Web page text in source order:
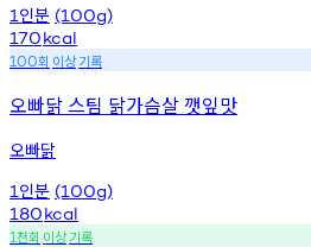
1 인분 (100g)
170kcal
100회 이상기록
오빠닭 스팀 닭가슴살 깻잎맛
오빠닭
1 인분 (100g)
180kcal
1천회 이상기록